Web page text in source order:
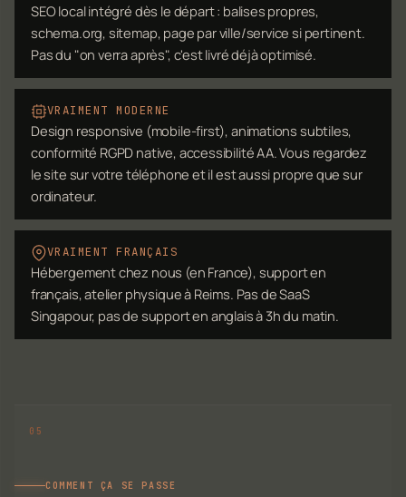
SEO local intégré dès le départ : balises propres,
schema.org, sitemap, page par ville/service si pertinent.
Pas du "on verra après", c'est livré déjà optimisé.
VRAIMENT MODERNE
Design responsive (mobile-first), animations subtiles,
conformité RGPD native, accessibilité AA. Vous regardez
le site sur votre téléphone et il est aussi propre que sur
ordinateur.
VRAIMENT FRANÇAIS
Hébergement chez nous (en France), support en
français, atelier physique à Reims. Pas de SaaS
Singapour, pas de support en anglais à 3h du matin.
COMMENT ÇA SE PASSE